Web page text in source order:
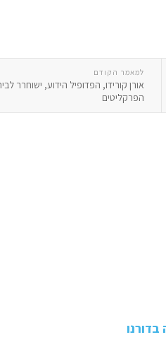
למאמר הקודם
אורן קורידו, הפדופיל הידוע, ישוחרר
הפרקליטים